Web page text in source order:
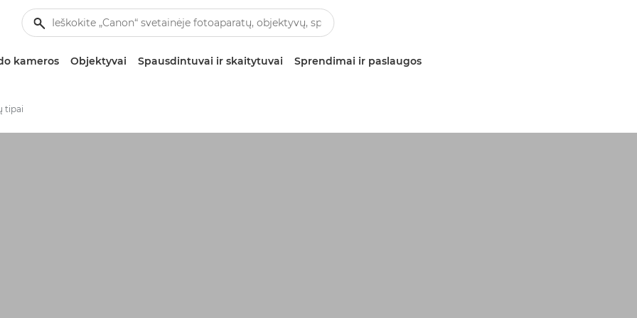
kameros Objektyvai Spausdintuvai ir skaitytuvai Sprendimai ir paslaugos
tipai